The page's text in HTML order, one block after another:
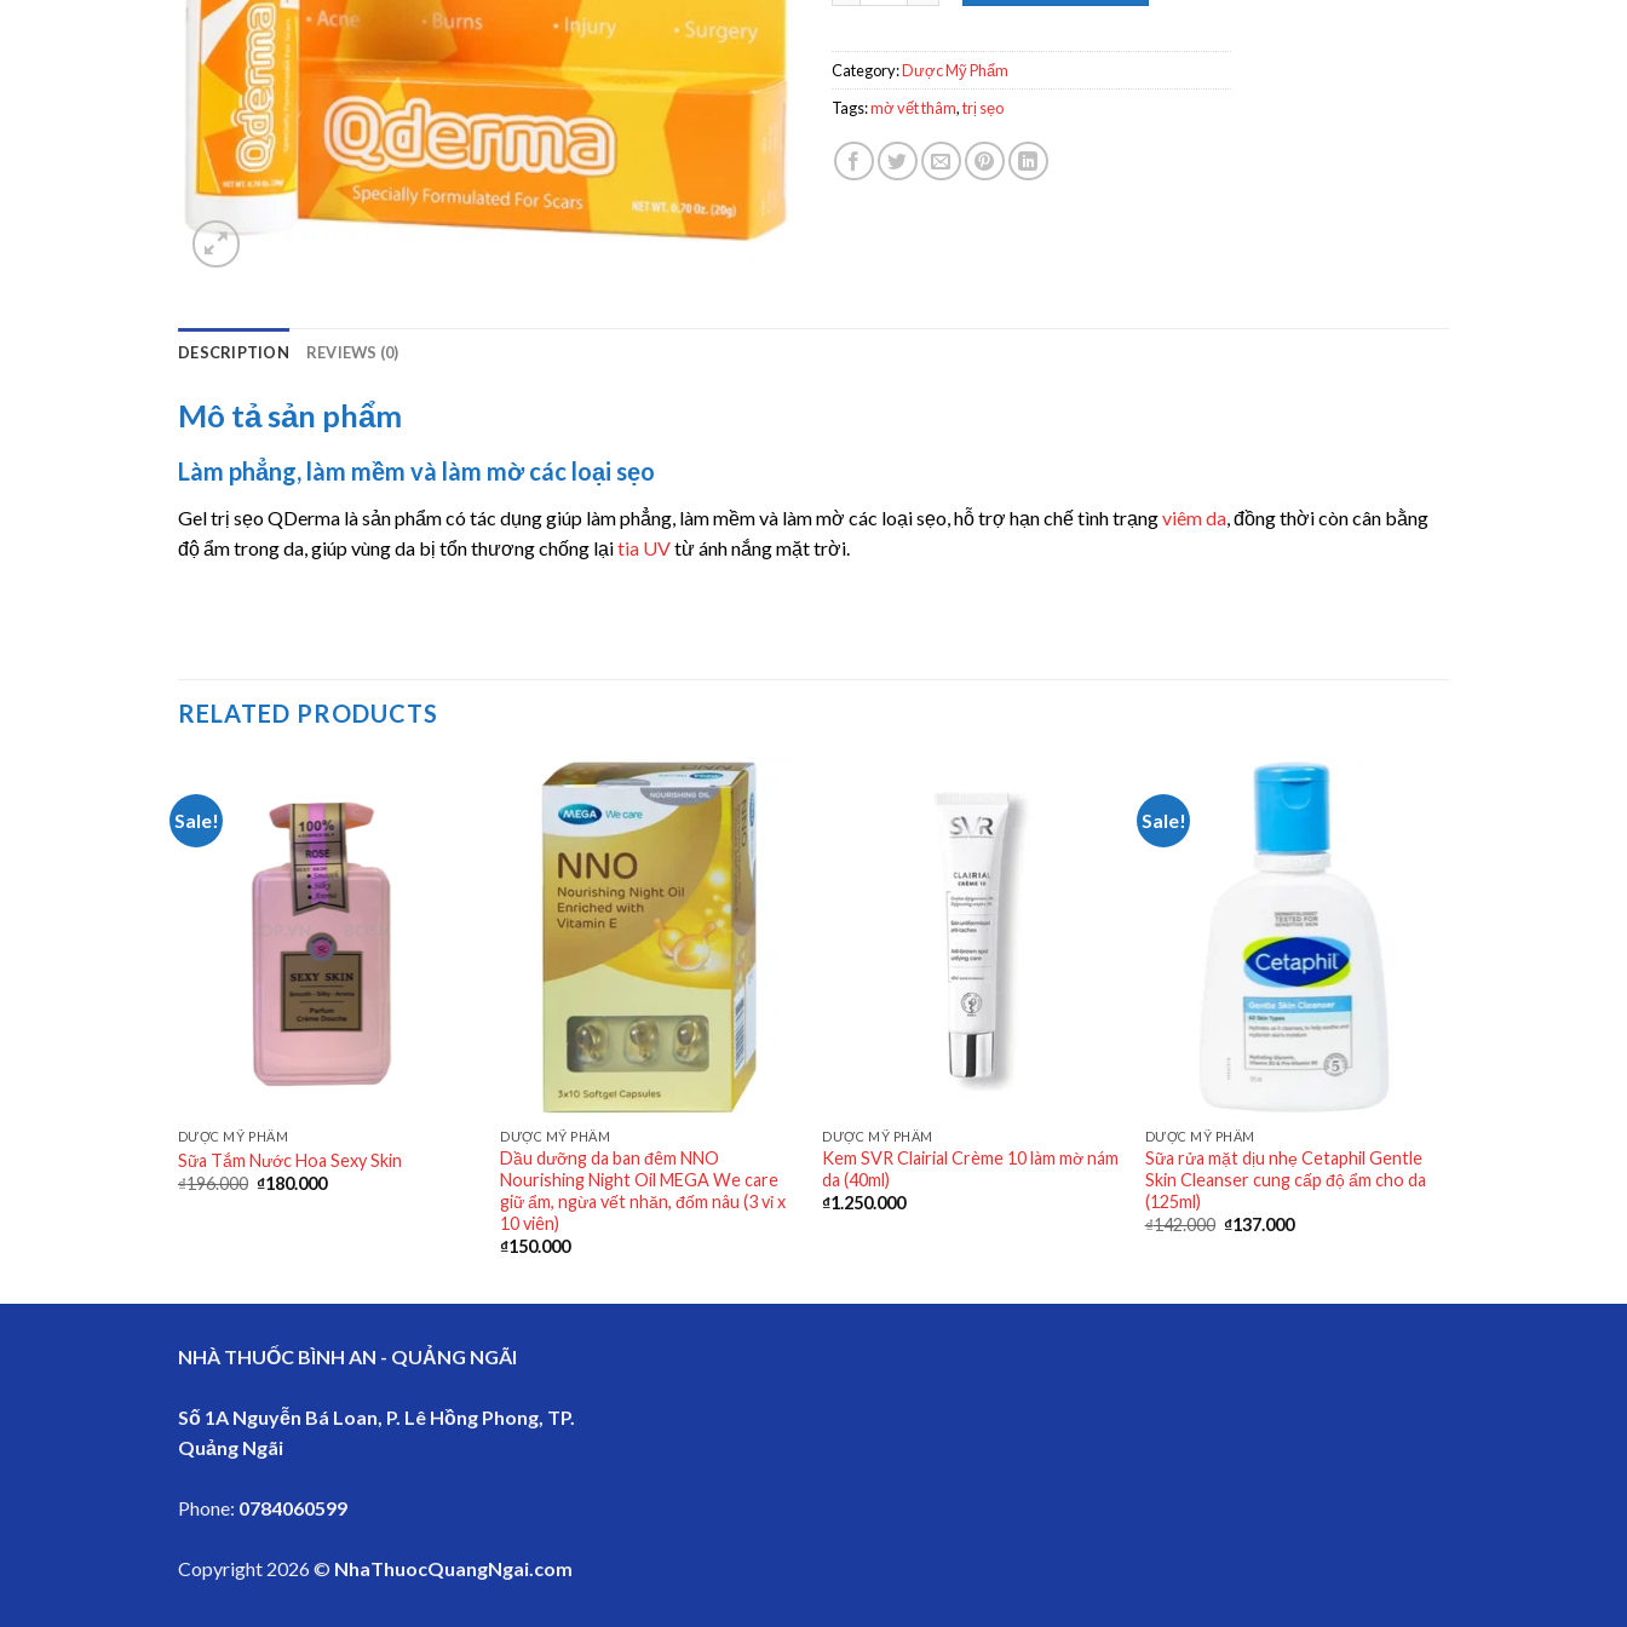
Category:Dược Mỹ Phẩm
Tags:mờ vết thâm,trị sẹo
DESCRIPTION REVIEWS (0)
Mô tả sản phẩm
Làm phẳng, làm mềm và làm mờ các loại sẹo
Gel trị sẹo QDerma là sản phẩm có tác dụng giúp làm phẳng, làm mềm và làm mờ các loại sẹo, hỗ trợ hạn chế tình trạngviêm da , đồng thời còn cân bằng
độ ẩm trong da, giúp vùng da bị tổn thương chống lạitia UVtừ ánh nắng mặt trời.
RELATED PRODUCTS
Sale!
DƯỢC MỸ PHẨM
Sữa Tắm Nước Hoa Sexy Skin
₫196.000 ₫180.000
DƯỢC MỸ PHẨM
Dầu dưỡng da ban đêm NNO
Nourishing Night Oil MEGA We care
giữ ẩm, ngừa vết nhăn, đốm nâu (3 vỉ x
10 viên)
₫150.000
DƯỢC MỸ PHẨM
Kem SVR Clairial Crème 10 làm mờ nám
da (40ml)
₫1.250.000
Sale!
DƯỢC MỸ PHẨM
Sữa rửa mặt dịu nhẹ Cetaphil Gentle
Skin Cleanser cung cấp độ ẩm cho da
(125ml)
₫142.000 ₫137.000
NHÀ THUỐC BÌNH AN - QUẢNG NGÃI
Số 1A Nguyễn Bá Loan, P. Lê Hồng Phong, TP.
Quảng Ngãi
Phone: 0784060599
Copyright 2026 © NhaThuocQuangNgai.com